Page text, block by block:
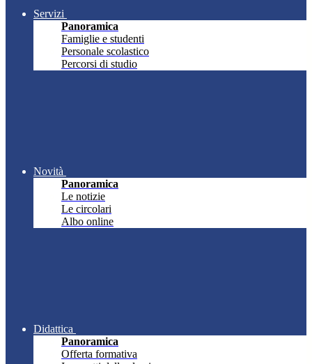
Servizi
Panoramica
Famiglie e studenti
Personale scolastico
Percorsi di studio
Novità
Panoramica
Le notizie
Le circolari
Albo online
Didattica
Panoramica
Offerta formativa